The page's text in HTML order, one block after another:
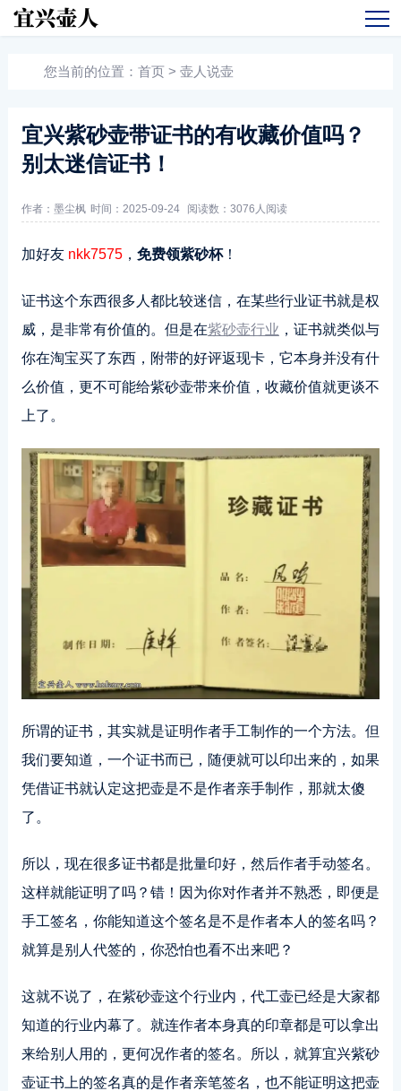
您当前的位置： 首页 > 壶人说壶
宜兴紫砂壶带证书的有收藏价值吗？
别太迷信证书！
作者：墨尘枫 时间：2025-09-24 阅读数： 3076人阅读
加好友 nkk7575， 免费领紫砂杯！
证书这个东西很多人都比较迷信，在某些行业证书就是权
威，是非常有价值的。但是在紫砂壶行业 ，证书就类似与
你在淘宝买了东西，附带的好评返现卡，它本身并没有什
么价值，更不可能给紫砂壶带来价值，收藏价值就更谈不
上了。
所谓的证书，其实就是证明作者手工制作的一个方法。但
我们要知道，一个证书而已，随便就可以印出来的，如果
凭借证书就认定这把壶是不是作者亲手制作，那就太傻
了。
所以，现在很多证书都是批量印好，然后作者手动签名。
这样就能证明了吗？错！因为你对作者并不熟悉，即便是
手工签名，你能知道这个签名是不是作者本人的签名吗？
就算是别人代签的，你恐怕也看不出来吧？
这就不说了，在紫砂壶这个行业内，代工壶已经是大家都
知道的行业内幕了。就连作者本身真的印章都是可以拿出
来给别人用的，更何况作者的签名。所以，就算宜兴紫砂
壶证书上的签名真的是作者亲笔签名，也不能证明这把壶